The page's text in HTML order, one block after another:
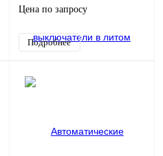
630А, 70кА
Цена по запросу
Подробнее